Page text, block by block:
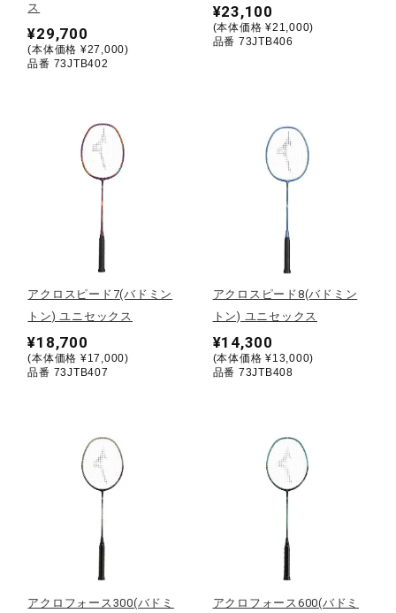
ライフスタイルグッズ
インナー
寝具／ミズノスリープ
アウトドア／レイン
健康／エクササイズ
ジュニア／キッズ
メディカル
ス
¥29,700
(本体価格 ¥27,000)
品番 73JTB402
¥23,100
(本体価格 ¥21,000)
品番 73JTB406
アクロスピード7(バドミン
トン) ユニセックス
¥18,700
(本体価格 ¥17,000)
品番 73JTB407
アクロスピード8(バドミン
トン) ユニセックス
¥14,300
(本体価格 ¥13,000)
品番 73JTB408
アクロフォース300(バドミ
アクロフォース600(バドミ